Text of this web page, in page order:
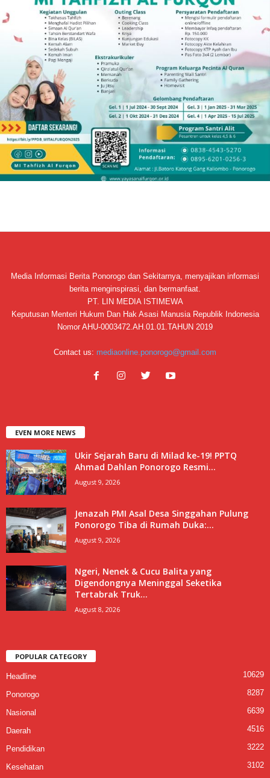
Media Informasi Berita Ponorogo dan Sekitarnya, menyajikan informasi
berita menginspirasi, dan bermanfaat.
PT. LIN MEDIA ISTIMEWA
Keputusan Menteri Hukum Dan Hak Asasi Manusia Republik Indonesia
Nomor AHU-0003472.AH.01.01.TAHUN 2019
Contact us: mediaonline.ponorogo@gmail.com
EVEN MORE NEWS
Ukir Sejarah Baru di Milad ke-19! PPTQ
Ahmad Dahlan Ponorogo Resmi...
August 9, 2026
Jenazah PMI Asal Desa Singgahan Pulung
Ponorogo Tiba di Rumah Duka:...
August 9, 2026
Ngeri, Nenek & Cucu Balita yang
Digendongnya Meninggal Seketika
Tertabrak Truk...
August 8, 2026
POPULAR CATEGORY
Headline 10629
Ponorogo 8287
Nasional 6639
Daerah 4516
Pendidikan 3222
Kesehatan 3102